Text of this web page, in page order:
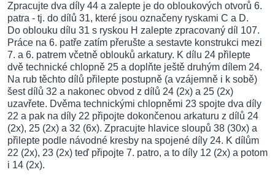
Zpracujte dva díly 44 a zalepte je do obloukových otvorů 6.
patra - tj. do dílů 31, které jsou označeny ryskami C a D.
Do oblouku dílu 31 s ryskou H zalepte zpracovaný díl 107.
Práce na 6. patře zatím přerušte a sestavte konstrukci mezi
7. a 6. patrem včetně oblouků arkatury. K dílu 24 přilepte
dvě technické chlopně 25 a doplňte ještě druhým dílem 24.
Na rub těchto dílů přilepte postupně (a vzájemně i k sobě)
šest dílů 32 a nakonec obvod z dílů 24 (2x) a 25 (2x)
uzavřete. Dvěma technickými chlopněmi 23 spojte dva díly
22 a pak na díly 22 připojte dokončenou arkaturu z dílů 24
(2x), 25 (2x) a 32 (6x). Zpracujte hlavice sloupů 38 (30x) a
přilepte podle návodné kresby na spojené díly 24. K dílům
22 (2x), 23 (2x) teď připojte 7. patro, a to díly 12 (2x) a potom
i 14 (2x).